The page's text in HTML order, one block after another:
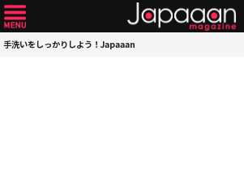
手洗いをしっかりしよう！Japaaan